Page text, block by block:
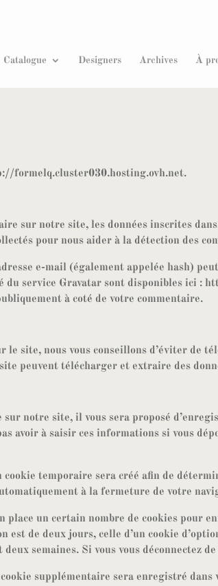
Catalogue Designers Archives À
formelq.cluster030.hosting.ovh.net.
sur notre site, les données inscrites
pour nous aider à la détection des
e-mail (également appelée hash)
du service Gravatar sont disponibles ici :
à coté de votre commentaire.
le site, nous vous conseillons d’éviter de
peuvent télécharger et extraire des
sur notre site, il vous sera proposé
avoir à saisir ces informations si vous
cookie temporaire sera créé afin de
à la fermeture de votre
place un certain nombre de cookies pour
est de deux jours, celle d’un cookie
semaines. Si vous vous déconnectez
supplémentaire sera enregistré dans